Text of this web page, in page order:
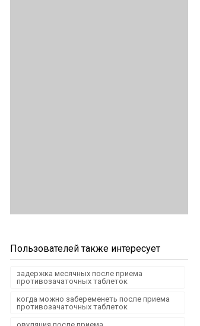
Пользователей также интересует
задержка месячных после приема
противозачаточных таблеток
когда можно забеременеть после приема
противозачаточных таблеток